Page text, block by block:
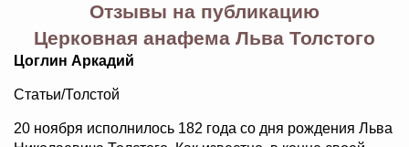
Отзывы на публикацию
Церковная анафема Льва Толстого
Цоглин Аркадий
Статьи/Толстой
20 ноября исполнилось 182 года со дня рождения Льва